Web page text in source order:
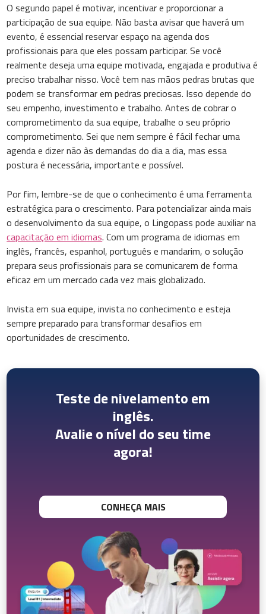
O segundo papel é motivar, incentivar e proporcionar a
participação de sua equipe. Não basta avisar que haverá um
evento, é essencial reservar espaço na agenda dos
profissionais para que eles possam participar. Se você
realmente deseja uma equipe motivada, engajada e produtiva é
preciso trabalhar nisso. Você tem nas mãos pedras brutas que
podem se transformar em pedras preciosas. Isso depende do
seu empenho, investimento e trabalho. Antes de cobrar o
comprometimento da sua equipe, trabalhe o seu próprio
comprometimento. Sei que nem sempre é fácil fechar uma
agenda e dizer não às demandas do dia a dia, mas essa
postura é necessária, importante e possível.
Por fim, lembre-se de que o conhecimento é uma ferramenta
estratégica para o crescimento. Para potencializar ainda mais
o desenvolvimento da sua equipe, o Lingopass pode auxiliar na
capacitação em idiomas. Com um programa de idiomas em
inglês, francês, espanhol, português e mandarim, o solução
prepara seus profissionais para se comunicarem de forma
eficaz em um mercado cada vez mais globalizado.
Invista em sua equipe, invista no conhecimento e esteja
sempre preparado para transformar desafios em
oportunidades de crescimento.
Teste de nivelamento em
inglês.
Avalie o nível do seu time
agora!
CONHEÇA MAIS